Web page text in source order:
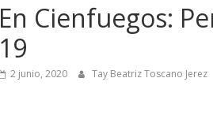
En Cienfuegos:
19
2 junio, 2020 Tay Beatriz Toscano Jerez